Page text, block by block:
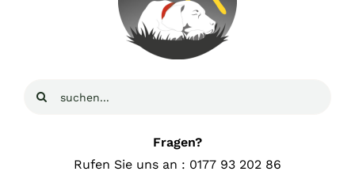
Suche
Fragen?
Rufen Sie uns an : 0177 93 202 86